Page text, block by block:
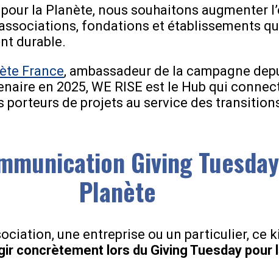
la Planète, nous souhaitons augmenter
fondations et établissements
durable.
France, ambassadeur de la campagne
en 2025, WE RISE est le Hub qui
porteurs de projets au service des
Giving
Planète
une entreprise ou un particulier, ce
concrètement lors du Giving Tuesday pour